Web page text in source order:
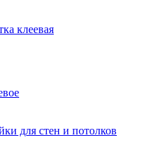
клеевая
для стен и потолков